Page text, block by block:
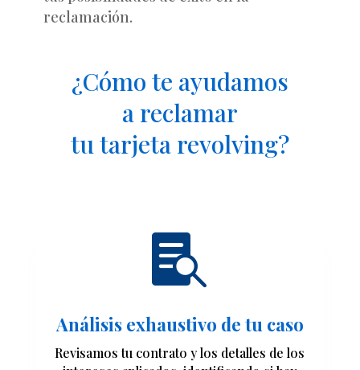
reclamación.
¿Cómo te ayudamos
a reclamar
tu tarjeta revolving?

Análisis exhaustivo de tu caso
Revisamos tu contrato y los detalles de los